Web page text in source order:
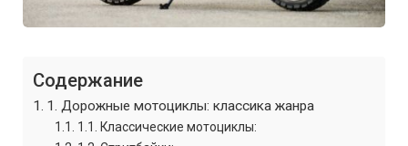
Содержание
1. Дорожные мотоциклы: классика жанра
1.1. Классические мотоциклы: